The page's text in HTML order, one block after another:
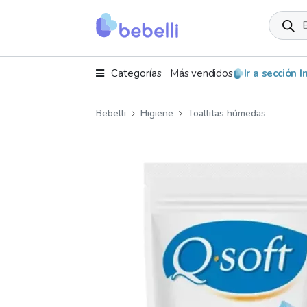
search
Categorías Más vendidos Ir a sección
Bebelli Higiene Toallitas húmedas